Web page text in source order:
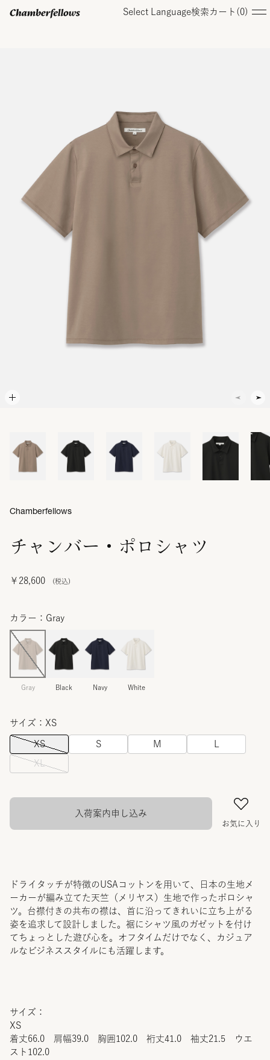
Select Language検索 カート( 0)
コレクション
店舗
お知らせ
チャンバー・ポロシャツ
￥28,600
Chamberfellows
カラー：Gray
Gray Black Navy White
サイズ：XS
XS S M
XL
お気に入り
入荷案内申し込み
ドライタッチが特徴のUSAコットンを用いて、日本の生地メ
ーカーが編み立てた天竺（メリヤス）生地で作ったポロシャ
ツ。台襟付きの共布の襟は、首に沿ってきれいに立ち上がる
姿を追求して設計しました。裾にシャツ風のガゼットを付け
てちょっとした遊び心を。オフタイムだけでなく、カジュア
ルなビジネススタイルにも活躍します。
サイズ：
XS
着丈66.0 肩幅39.0 胸囲102.0 裄丈41.0 袖丈21.5 ウエ
スト102.0